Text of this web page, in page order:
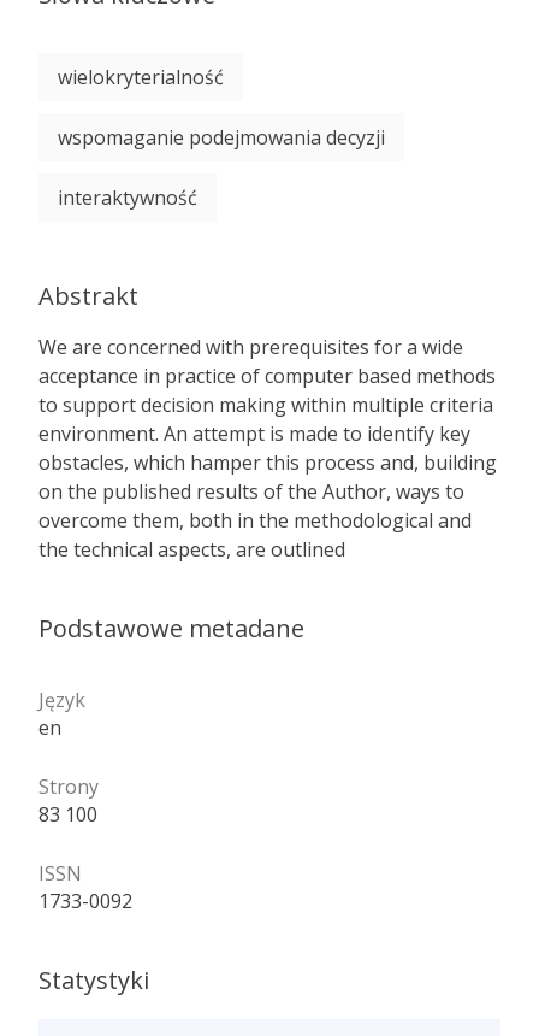
wielokryterialność
wspomaganie podejmowania decyzji
interaktywność
Abstrakt
We are concerned with prerequisites for a wide
acceptance in practice of computer based methods
to support decision making within multiple criteria
environment. An attempt is made to identify key
obstacles, which hamper this process and, building
on the published results of the Author, ways to
overcome them, both in the methodological and
the technical aspects, are outlined
Podstawowe metadane
Język
en
Strony
83 100
ISSN
1733-0092
Statystyki